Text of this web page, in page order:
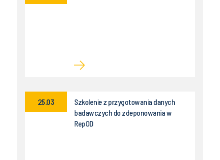
Szkolenie z przygotowania danych
badawczych do zdeponowania w
RepOD
25.03